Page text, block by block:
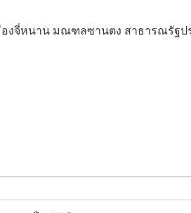
มืองจี่หนาน มณฑลซานตง สาธารณรัฐ